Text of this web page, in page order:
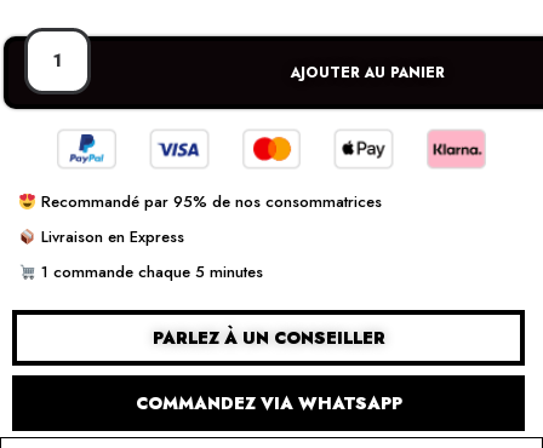
AJOUTER AU PANIER
Recommandé par 95% de nos consommatrices
Livraison en Express
1 commande chaque 5 minutes
PARLEZ À UN CONSEILLER
COMMANDEZ VIA WHATSAPP